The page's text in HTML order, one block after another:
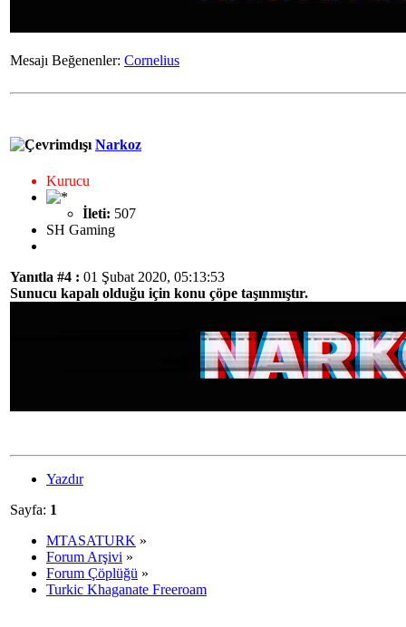
Mesajı Beğenenler: Cornelius
Narkoz
Kurucu
İleti: 507
SH Gaming
Yanıtla #4 : 01 Şubat 2020, 05:13:53
Sunucu kapalı olduğu için konu çöpe taşınmıştır.
Yazdır
Sayfa: 1
MTASATURK »
Forum Arşivi »
Forum Çöplüğü »
Turkic Khaganate Freeroam